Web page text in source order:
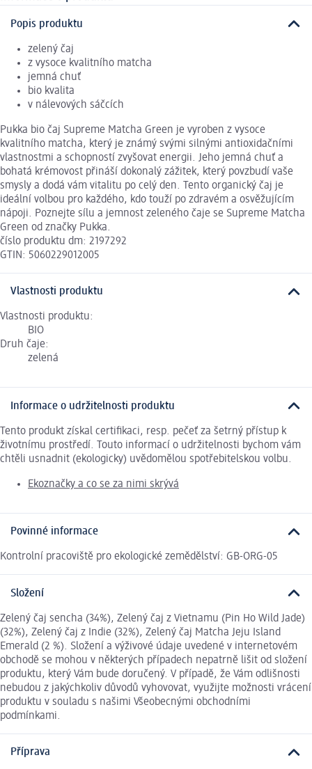
Popis produktu
zelený čaj
z vysoce kvalitního matcha
jemná chuť
bio kvalita
v nálevových sáčcích
Pukka bio čaj Supreme Matcha Green je vyroben z vysoce
kvalitního matcha, který je známý svými silnými antioxidačními
vlastnostmi a schopností zvyšovat energii. Jeho jemná chuť a
bohatá krémovost přináší dokonalý zážitek, který povzbudí vaše
smysly a dodá vám vitalitu po celý den. Tento organický čaj je
ideální volbou pro každého, kdo touží po zdravém a osvěžujícím
nápoji. Poznejte sílu a jemnost zeleného čaje se Supreme Matcha
Green od značky Pukka.
číslo produktu dm: 2197292
GTIN: 5060229012005
Vlastnosti produktu
Vlastnosti produktu:
BIO
Druh čaje:
zelená
Informace o udržitelnosti produktu
Tento produkt získal certifikaci, resp. pečeť za šetrný přístup k
životnímu prostředí. Touto informací o udržitelnosti bychom vám
chtěli usnadnit (ekologicky) uvědomělou spotřebitelskou volbu.
Ekoznačky a co se za nimi skrývá
Povinné informace
Kontrolní pracoviště pro ekologické zemědělství: GB-ORG-05
Složení
Zelený čaj sencha (34%), Zelený čaj z Vietnamu (Pin Ho Wild Jade)
(32%), Zelený čaj z Indie (32%), Zelený čaj Matcha Jeju Island
Emerald (2 %). Složení a výživové údaje uvedené v internetovém
obchodě se mohou v některých případech nepatrně lišit od složení
produktu, který Vám bude doručený. V případě, že Vám odlišnosti
nebudou z jakýchkoliv důvodů vyhovovat, využijte možnosti vrácení
produktu v souladu s našimi Všeobecnými obchodními
podmínkami.
Příprava